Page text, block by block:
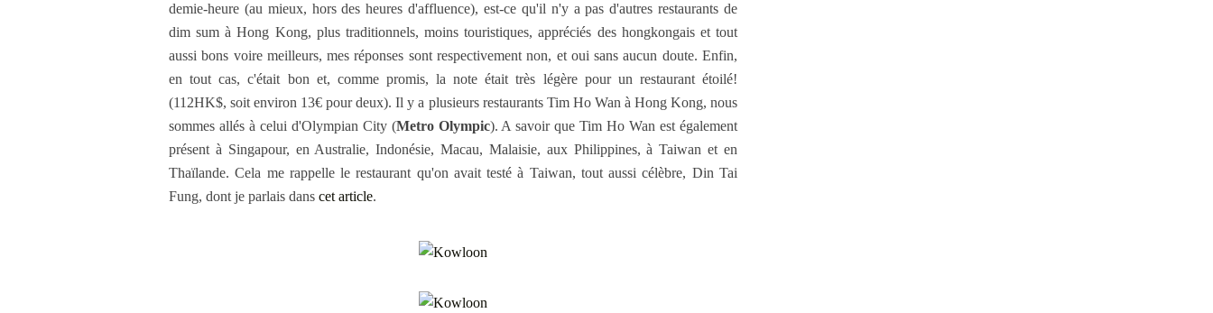
demie-heure (au mieux, hors des heures d'affluence), est-ce qu'il n'y a pas d'autres restaurants de
dim sum à Hong Kong, plus traditionnels, moins touristiques, appréciés des hongkongais et tout
aussi bons voire meilleurs, mes réponses sont respectivement non, et oui sans aucun doute. Enfin,
en tout cas, c'était bon et, comme promis, la note était très légère pour un restaurant étoilé!
(112HK$, soit environ 13€ pour deux). Il y a plusieurs restaurants Tim Ho Wan à Hong Kong, nous
sommes allés à celui d'Olympian City (Metro Olympic). A savoir que Tim Ho Wan est également
présent à Singapour, en Australie, Indonésie, Macau, Malaisie, aux Philippines, à Taiwan et en
Thaïlande. Cela me rappelle le restaurant qu'on avait testé à Taiwan, tout aussi célèbre, Din Tai
Fung, dont je parlais dans cet article.